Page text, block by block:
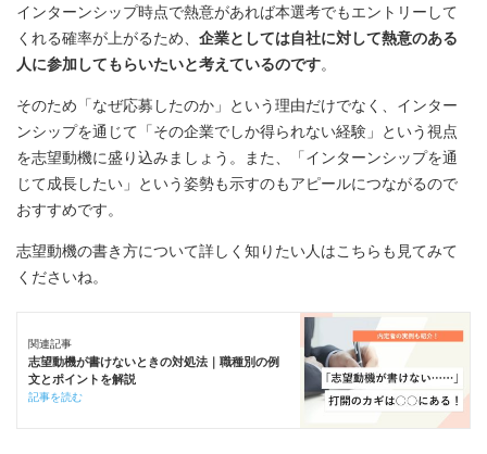
インターンシップ時点で熱意があれば本選考でもエントリーして
くれる確率が上がるため、 企業としては自社に対して熱意のある
人に参加してもらいたいと考えているのです。
そのため「なぜ応募したのか」という理由だけでなく、インター
ンシップを通じて「その企業でしか得られない経験」という視点
を志望動機に盛り込みましょう。また、「インターンシップを通
じて成長したい」という姿勢も示すのもアピールにつながるので
おすすめです。
志望動機の書き方について詳しく知りたい人はこちらも見てみて
くださいね。
関連記事
志望動機が書けないときの対処法｜職種別の例
文とポイントを解説
記事を読む